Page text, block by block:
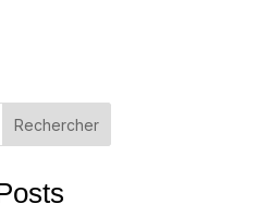
Rechercher